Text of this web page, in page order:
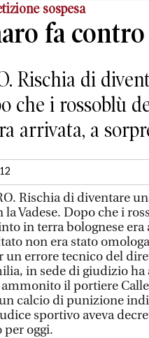
sospesa
fa
Rischia di
che i rossoblù
arrivata, a
Rischia di diventare
la Vadese. Dopo che i
in terra bolognese
non era stato
un errore tecnico del
in sede di giudizio
il portiere
calcio di punizione
sportivo aveva
per oggi.